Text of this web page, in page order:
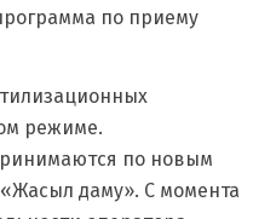
по приему
режиме.
по новым
даму». С момента